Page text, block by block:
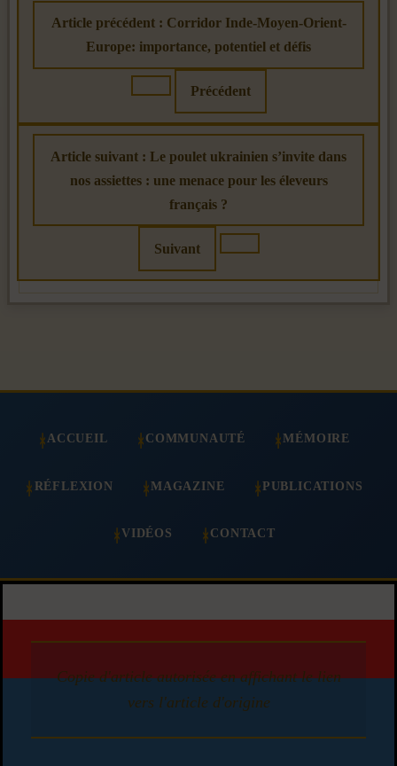
Article précédent : Corridor Inde-Moyen-Orient-
Europe: importance, potentiel et défis
Précédent
Article suivant : Le poulet ukrainien s’invite dans
nos assiettes : une menace pour les éleveurs
français ?
Suivant
ACCUEIL COMMUNAUTÉ MÉMOIRE
RÉFLEXION MAGAZINE PUBLICATIONS
VIDÉOS CONTACT
Copie d'article autorisée en affichant le lien
vers l'article d'origine